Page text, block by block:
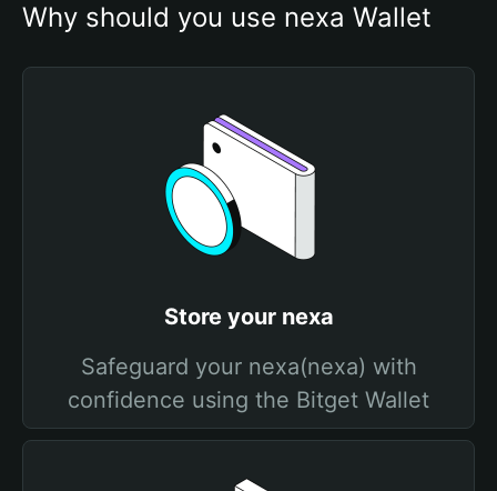
Why should you use nexa Wallet
Store your nexa
Safeguard your nexa(nexa) with
confidence using the Bitget Wallet